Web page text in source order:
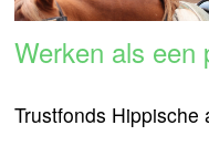
Werken als een
Trustfonds Hippische